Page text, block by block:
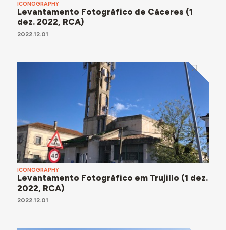
ICONOGRAPHY
Levantamento Fotográfico de Cáceres (1
dez. 2022, RCA)
2022.12.01
ICONOGRAPHY
Levantamento Fotográfico em Trujillo (1 dez.
2022, RCA)
2022.12.01